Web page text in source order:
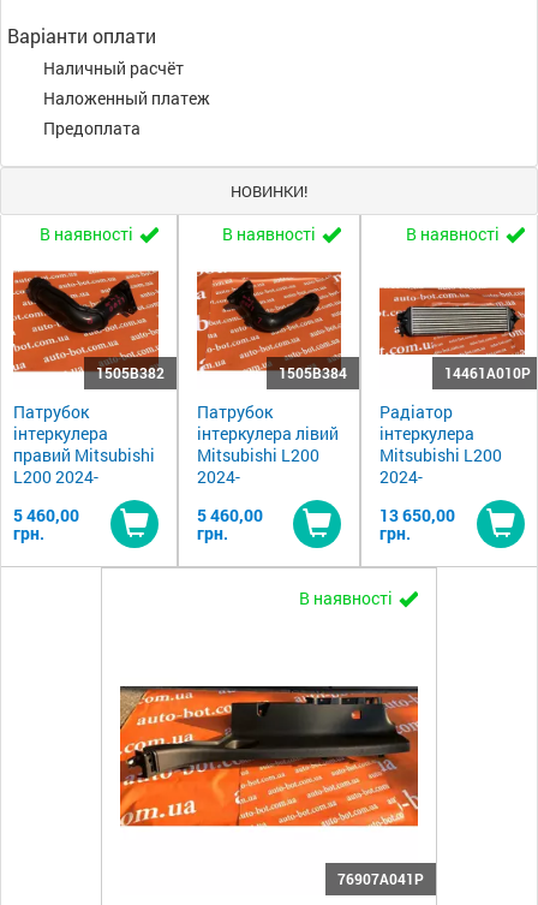
Варіанти оплати
Наличный расчёт
Наложенный платеж
Предоплата
НОВИНКИ!
В наявності
1505B382
Патрубок
інтеркулера
правий Mitsubishi
L200 2024-
5 460,00
грн.
Купити
В наявності
1505B384
Патрубок
інтеркулера лівий
Mitsubishi L200
2024-
5 460,00
грн.
Купити
В наявності
14461A010P
Радіатор
інтеркулера
Mitsubishi L200
2024-
13 650,00
грн.
В наявності
76907A041P